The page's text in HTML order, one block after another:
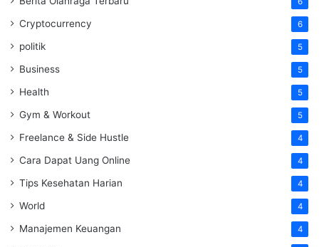
Cryptocurrency 6
politik 5
Business 5
Health 5
Gym & Workout 5
Freelance & Side Hustle 4
Cara Dapat Uang Online 4
Tips Kesehatan Harian 4
World 4
Manajemen Keuangan 4